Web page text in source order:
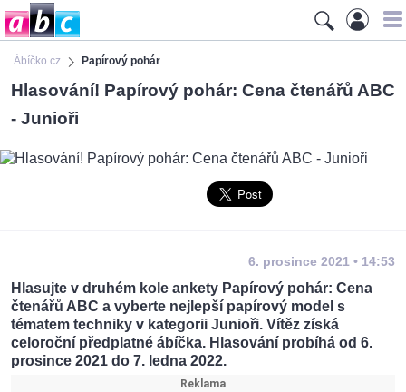
Ábíčko.cz Papírový pohár
Hlasování! Papírový pohár: Cena čtenářů ABC
- Junioři
6. prosince 2021 • 14:53
Hlasujte v druhém kole ankety Papírový pohár: Cena
čtenářů ABC a vyberte nejlepší papírový model s
tématem techniky v kategorii Junioři. Vítěz získá
celoroční předplatné ábíčka. Hlasování probíhá od 6.
prosince 2021 do 7. ledna 2022.